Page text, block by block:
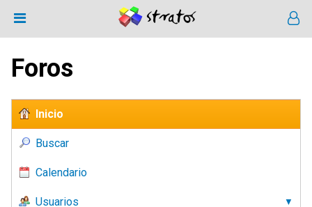
Foros
Inicio
Buscar
Calendario
Usuarios